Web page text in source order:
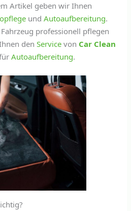
Artikel geben wir Ihnen
undAutoaufbereitung.
professionell pflegen
denService von Car Clean
Autoaufbereitung.